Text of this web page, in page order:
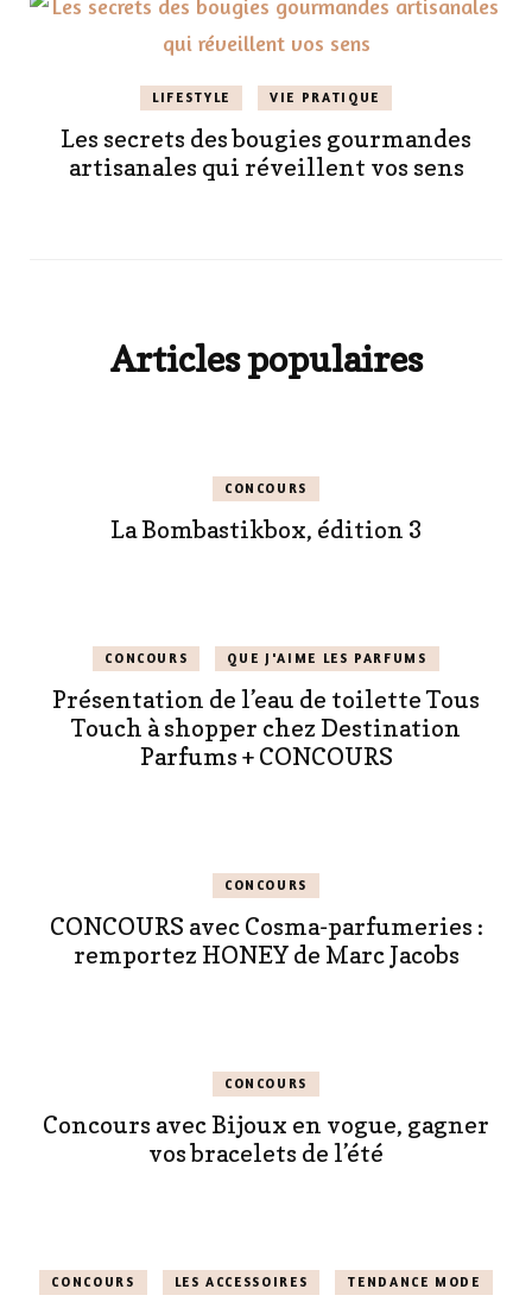
LIFESTYLE VIE PRATIQUE
Les secrets des bougies gourmandes
artisanales qui réveillent vos sens
Articles populaires
CONCOURS
La Bombastikbox, édition 3
CONCOURS QUE J'AIME LES PARFUMS
Présentation de l’eau de toilette Tous
Touch à shopper chez Destination
Parfums + CONCOURS
CONCOURS
CONCOURS avec Cosma-parfumeries :
remportez HONEY de Marc Jacobs
CONCOURS
Concours avec Bijoux en vogue, gagner
vos bracelets de l’été
CONCOURS LES ACCESSOIRES TENDANCE MODE